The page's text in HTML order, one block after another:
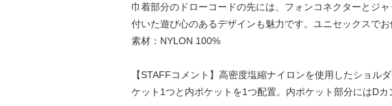
巾着部分のドローコードの先には、フォンコネクターとジ
付いた遊び心のあるデザインも魅力です。ユニセックスでお
素材：NYLON 100%
【STAFFコメント】高密度塩縮ナイロンを使用したショ
ケット1つと内ポケットを1つ配置。内ポケット部分にはD